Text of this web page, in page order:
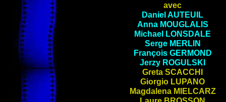
avec
DanielAUTEUIL
Anna MOUGLALIS
Michael LONSDALE
Serge MERLIN
François GERMOND
Jerzy ROGULSKI
Greta SCACCHI
Giorgio LUPANO
Magdalena MIELCARZ